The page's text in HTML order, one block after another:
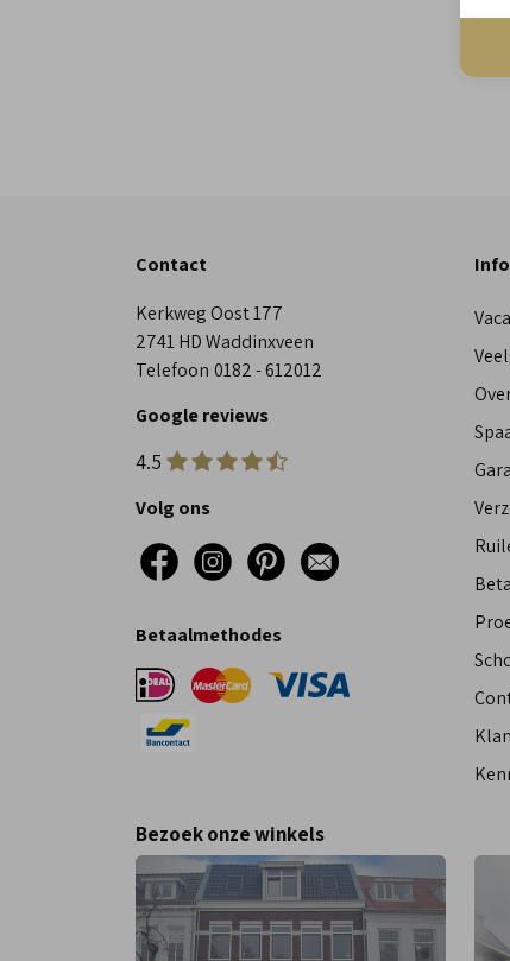
Contact
Kerkweg Oost 177
2741 HD Waddinxveen
Telefoon 0182 - 612012
Google reviews
4.5
Volg ons
Betaalmethodes
Bezoek onze winkels